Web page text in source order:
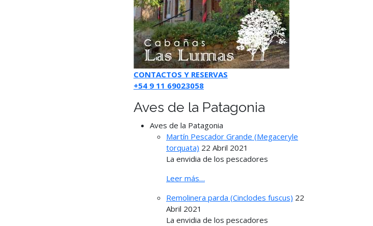
CONTACTOS Y RESERVAS
+54 9 11 69023058
Aves de la Patagonia
Aves de la Patagonia
Martín Pescador Grande (Megaceryle
torquata) 22 Abril 2021
La envidia de los pescadores
Leer más…
Remolinera parda (Cinclodes fuscus) 22
Abril 2021
La envidia de los pescadores